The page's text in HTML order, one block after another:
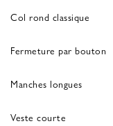
Col rond classique
Fermeture par bouton
Manches longues
Veste courte